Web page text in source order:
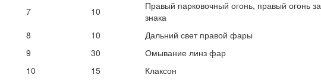
7
10
Правый парковочный огонь, правый огонь
знака
8
10
Дальний свет правой фары
9
30
Омывание линз фар
10
15
Клаксон